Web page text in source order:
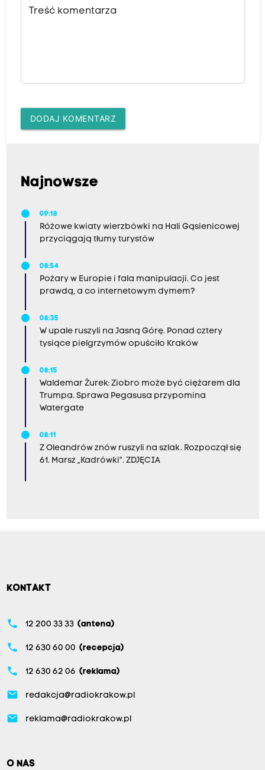
Treść komentarza
DODAJ KOMENTARZ
Najnowsze
09:18
Różowe kwiaty wierzbówki na Hali Gąsienicowej
przyciągają tłumy turystów
08:54
Pożary w Europie i fala manipulacji. Co jest
prawdą, a co internetowym dymem?
08:35
W upale ruszyli na Jasną Górę. Ponad cztery
tysiące pielgrzymów opuściło Kraków
08:15
Waldemar Żurek: Ziobro może być ciężarem dla
Trumpa. Sprawa Pegasusa przypomina
Watergate
08:11
Z Oleandrów znów ruszyli na szlak. Rozpoczął się
61. Marsz „Kadrówki”. ZDJĘCIA
KONTAKT
phone 12 200 33 33 (antena)
phone 12 630 60 00 (recepcja)
phone 12 630 62 06 (reklama)
email redakcja@radiokrakow.pl
email reklama@radiokrakow.pl
O NAS